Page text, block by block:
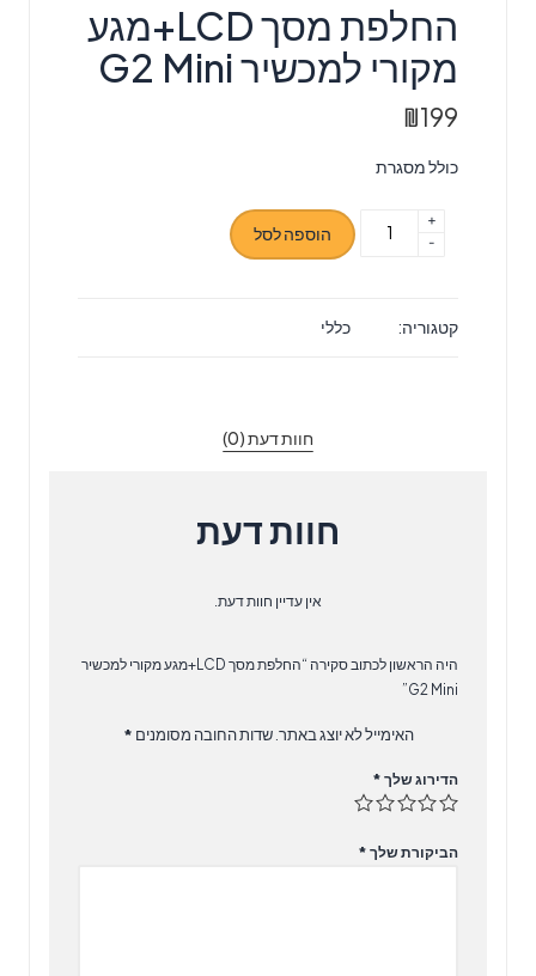
החלפת מסך LCD+מגע
מקורי למכשיר G2 Mini
₪199
כולל מסגרת
כמות
LCD+מגע
-
+
הוספה לסל
קטגוריה: כללי
חוות דעת (0)
חוות דעת
אין עדיין חוות דעת.
היה הראשון לכתוב סקירה “החלפת מסך LCD+מגע מקורי למכשיר
G2 Mini”
האימייל לא יוצג באתר. שדות החובה מסומנים *
הדירוג שלך *
הביקורת שלך *